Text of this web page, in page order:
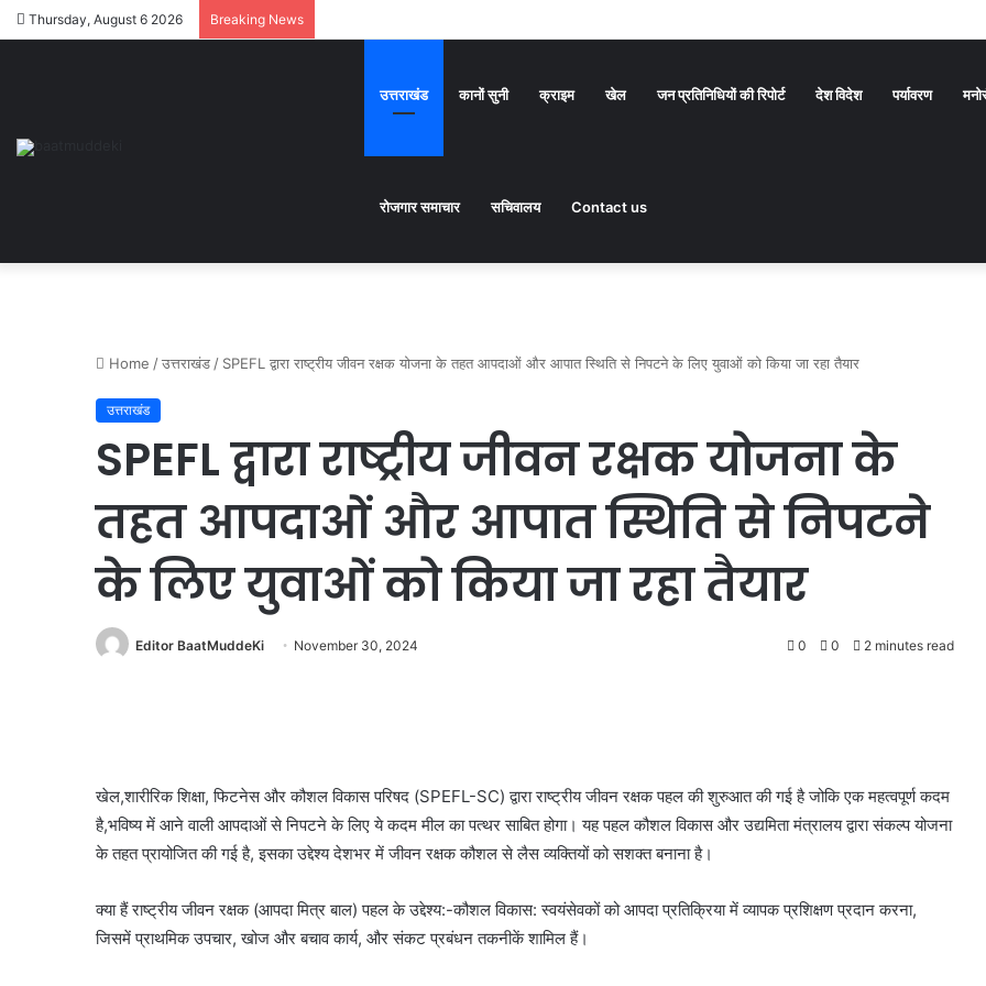
Thursday, August 6 2026 Breaking News
उत्तराखंड कानों सुनी क्राइम खेल जन प्रतिनिधियों की रिपोर्ट देश विदेश पर्यावरण
रोजगार समाचार सचिवालय Contact us
Home /उत्तराखंड / SPEFL द्वारा राष्ट्रीय जीवन रक्षक योजना के तहत आपदाओं और आपात स्थिति से निपटने के लिए युवाओं को किया जा रहा तैयार
उत्तराखंड
SPEFL द्वारा राष्ट्रीय जीवन रक्षक योजना के
तहत आपदाओं और आपात स्थिति से निपटने
के लिए युवाओं को किया जा रहा तैयार
Editor BaatMuddeKi November 30, 2024 0 0 2 minutes read
खेल,शारीरिक शिक्षा, फिटनेस और कौशल विकास परिषद (SPEFL-SC) द्वारा राष्ट्रीय जीवन रक्षक पहल की शुरुआत की गई है जोकि एक महत्वपूर्ण कदम
है,भविष्य में आने वाली आपदाओं से निपटने के लिए ये कदम मील का पत्थर साबित होगा। यह पहल कौशल विकास और उद्यमिता मंत्रालय द्वारा संकल्प योजना
के तहत प्रायोजित की गई है, इसका उद्देश्य देशभर में जीवन रक्षक कौशल से लैस व्यक्तियों को सशक्त बनाना है।
क्या हैं राष्ट्रीय जीवन रक्षक (आपदा मित्र बाल) पहल के उद्देश्य:-कौशल विकास: स्वयंसेवकों को आपदा प्रतिक्रिया में व्यापक प्रशिक्षण प्रदान करना,
जिसमें प्राथमिक उपचार, खोज और बचाव कार्य, और संकट प्रबंधन तकनीकें शामिल हैं।